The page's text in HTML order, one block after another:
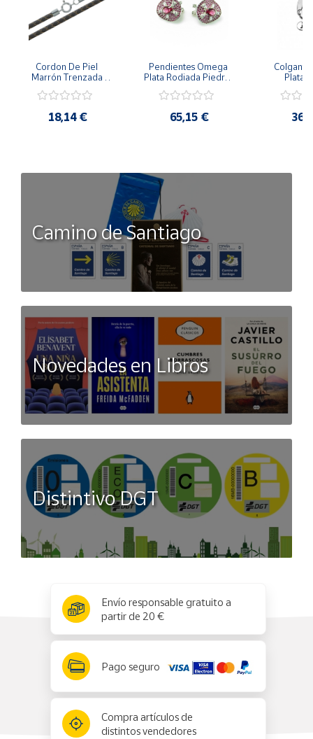
Cordon De Piel
Marrón Trenzada
Plata De 45Cm
18,14 €
Pendientes Omega
Plata Rodiada Piedras
65,15 €
Plata
Camino de Santiago
Novedades en Libros
Distintivo DGT
Envío responsable gratuito a
partir de 20 €
Pago seguro
Compra artículos de
distintos vendedores